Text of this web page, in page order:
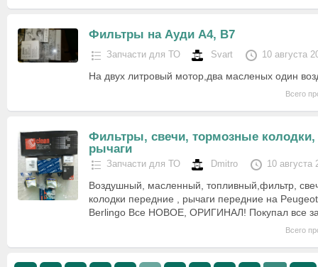
Фильтры на Ауди А4, В7
Запчасти для ТО Svart 10 августа
На двух литровый мотор,два масленых один
Всего
Фильтры, свечи, тормозные колодки,
рычаги
Запчасти для ТО Dmitro 10 августа
Воздушный, масленный, топливный,фильтр,
колодки передние , рычаги передние на
Berlingo Все НОВОЕ, ОРИГИНАЛ! Покупал все
Всего